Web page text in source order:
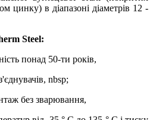
цинку) в діапазоні діаметрів 12 -
Steel:
понад 50-ти років,
nbsp;
без зварювання,